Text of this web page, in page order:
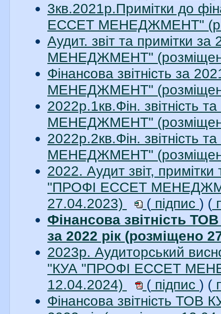
3кв.2021р.Примітки до
ЕССЕТ МЕНЕДЖМЕНТ"
Аудит. звіт та примітки
МЕНЕДЖМЕНТ"
Фінансова звітність за
МЕНЕДЖМЕНТ"
2022р.1кв.Фін.
МЕНЕДЖМЕНТ"
2022р.2кв.Фін.
МЕНЕДЖМЕНТ"
2022. Аудит звіт,
"ПРОФІ ЕССЕТ
27.04.2023)
( підпис ) (
Фінансова звітність
за 2022 рік (розміщено
2023р. Аудиторський
"КУА "ПРОФІ ЕССЕТ
12.04.2024)
( підпис ) (
Фінансова звітність